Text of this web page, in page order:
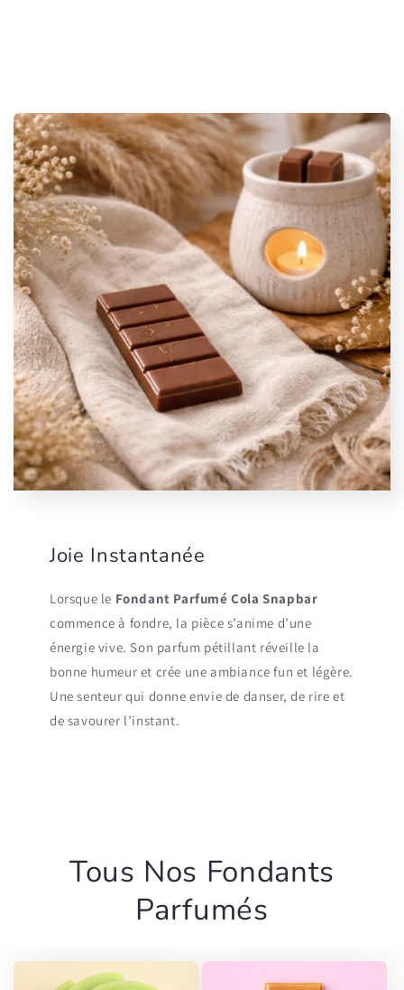
Joie Instantanée
Lorsque le Fondant Parfumé Cola Snapbar
commence à fondre, la pièce s’anime d’une
énergie vive. Son parfum pétillant réveille la
bonne humeur et crée une ambiance fun et légère.
Une senteur qui donne envie de danser, de rire et
de savourer l’instant.
Tous Nos Fondants
Parfumés